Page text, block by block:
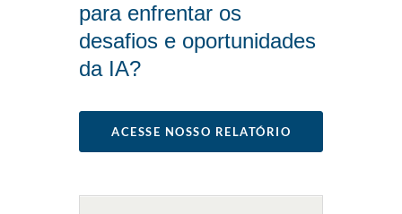
para enfrentar os
desafios e oportunidades
da IA?
ACESSE NOSSO RELATÓRIO